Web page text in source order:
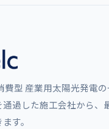
費型 産業用太陽光発電
過した施工会社から、
す。